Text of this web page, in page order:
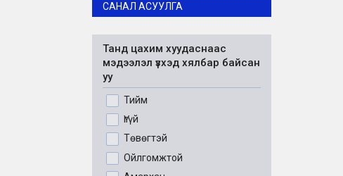
САНАЛ АСУУЛГА
Танд цахим хуудаснаас
мэдээлэл үзхэд хялбар байсан
уу
Тийм
Үгүй
Төвөгтэй
Ойлгомжтой